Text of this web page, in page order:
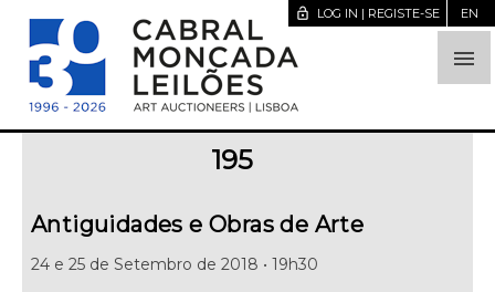

lock_open LOG IN | REGISTE-SE EN
195
Antiguidades e Obras de Arte
24 e 25 de Setembro de 2018 • 19h30